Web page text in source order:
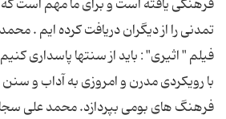
فرهنگی یافته است و برای ما مهم است
تمدنی را از دیگران دریافت کرده ایم .
فیلم " اثیری" : باید از سنتها پاسداری
با رویکردی مدرن و امروزی به آداب و
فرهنگ های بومی بپردازد. محمد علی